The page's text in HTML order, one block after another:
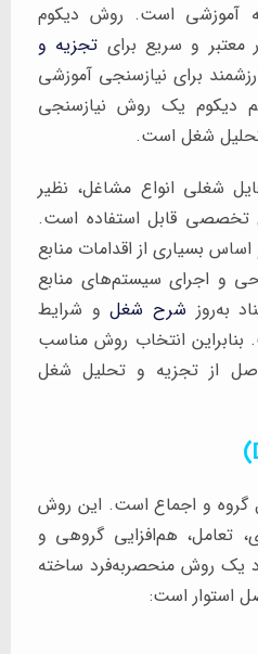
آموزشی است. روش دیکوم
تجزیه و
برای نیازسنجی آموزشی
دیکوم یک روش نیازسنجی
شغل است.
شغلی انواع مشاغل، نظیر
تخصصی قابل استفاده است.
بسیاری از اقدامات منابع
و اجرای سیستم‌های منابع
به‌روز شرح شغلو شرایط
انتخاب روش مناسب
از تجزیه و تحلیل شغل
گروه و اجماع است. این روش
تعامل، هم‌افزایی گروهی و
یک روش منحصربه‌فرد ساخته